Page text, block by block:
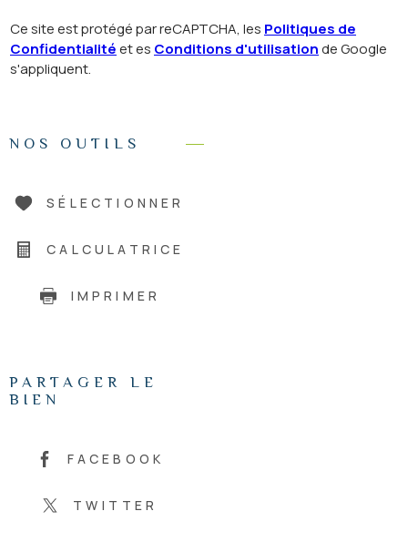
Ce site est protégé par reCAPTCHA, les Politiques de
Confidentialitéet es Conditions d'utilisationde Google
s'appliquent.
NOS OUTILS
SÉLECTIONNER
CALCULATRICE
IMPRIMER
PARTAGER LE
BIEN
FACEBOOK
TWITTER